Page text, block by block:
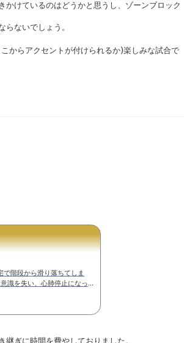
かけているのはどうかと思うし、ゾーンブロック
ないでしょう。
からアクセントが付けられるか)楽しみな試合で
階段から滑り落ちてしま
識を失い、心肺停止になった
まりに急なことでまだいろい
ぎに時間を費やしておりました。